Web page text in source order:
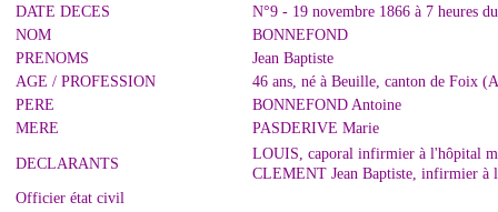
DATE DECES
N°9 - 19 novembre 1866 à 7 heures
NOM
BONNEFOND
PRENOMS
Jean Baptiste
AGE / PROFESSION
46 ans, né à Beuille, canton de Foix
PERE
BONNEFOND Antoine
MERE
PASDERIVE Marie
DECLARANTS
LOUIS, caporal infirmier à l'hôpital
CLEMENT Jean Baptiste, infirmier à
Officier état civil